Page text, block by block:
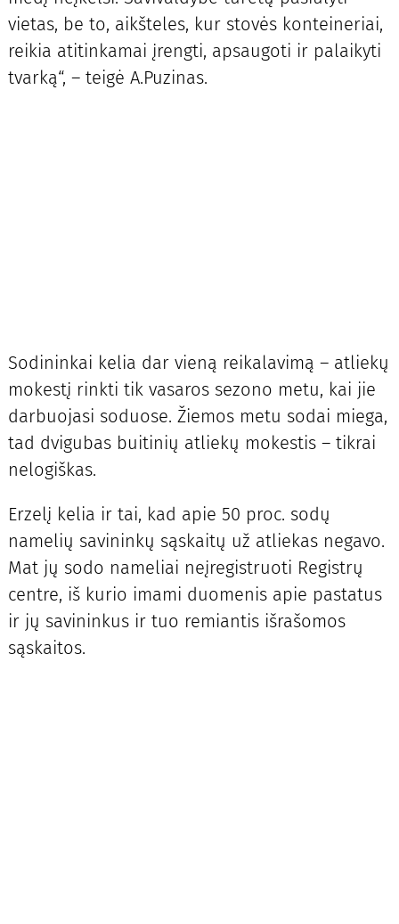
vietas, be to, aikšteles, kur stovės konteineriai,
reikia atitinkamai įrengti, apsaugoti ir palaikyti
tvarką“, – teigė A.Puzinas.
Sodininkai kelia dar vieną reikalavimą – atliekų
mokestį rinkti tik vasaros sezono metu, kai jie
darbuojasi soduose. Žiemos metu sodai miega,
tad dvigubas buitinių atliekų mokestis – tikrai
nelogiškas.
Erzelį kelia ir tai, kad apie 50 proc. sodų
namelių savininkų sąskaitų už atliekas negavo.
Mat jų sodo nameliai neįregistruoti Registrų
centre, iš kurio imami duomenis apie pastatus
ir jų savininkus ir tuo remiantis išrašomos
sąskaitos.